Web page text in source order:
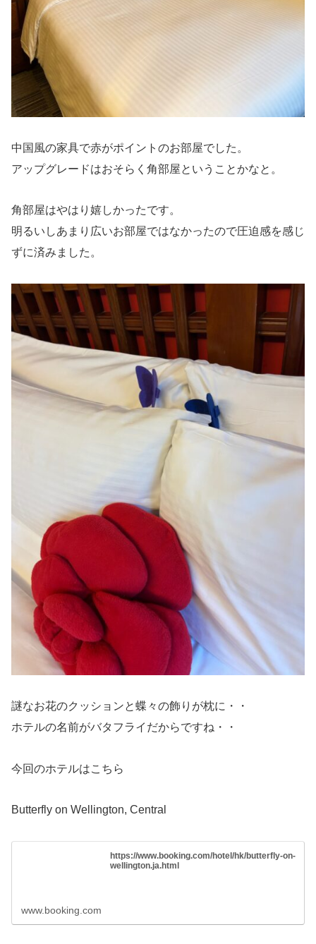
中国風の家具で赤がポイントのお部屋でした。
アップグレードはおそらく角部屋ということかなと。
角部屋はやはり嬉しかったです。
明るいしあまり広いお部屋ではなかったので圧迫感を感じ
ずに済みました。
謎なお花のクッションと蝶々の飾りが枕に・・
ホテルの名前がバタフライだからですね・・
今回のホテルはこちら
Butterfly on Wellington, Central
https://www.booking.com/hotel/hk/butterfly-on-
wellington.ja.html
www.booking.com